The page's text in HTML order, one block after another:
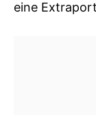
eine